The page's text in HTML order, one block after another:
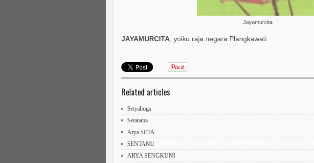
Jayamurcita
JAYAMURCITA, yoiku raja negara Plangkawati.
Related articles
Setyaboga
Setatama
Arya SETA
SENTANU
ARYA SENGKUNI